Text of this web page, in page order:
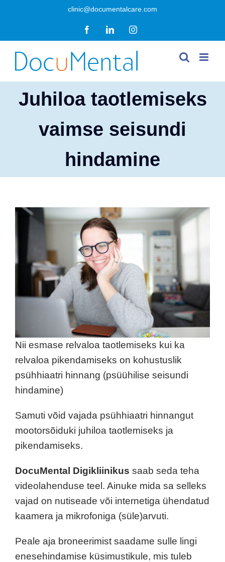
clinic@documentalcare.com
FacebookLinkedInInstagram
Juhiloa taotlemiseks
vaimse seisundi
hindamine
Nii esmase relvaloa taotlemiseks kui ka
relvaloa pikendamiseks on kohustuslik
psühhiaatri hinnang (psüühilise seisundi
hindamine)
Samuti võid vajada psühhiaatri hinnangut
mootorsõiduki juhiloa taotlemiseks ja
pikendamiseks.
DocuMental Digikliinikus saab seda teha
videolahenduse teel. Ainuke mida sa selleks
vajad on nutiseade või internetiga ühendatud
kaamera ja mikrofoniga (süle)arvuti.
Peale aja broneerimist saadame sulle lingi
enesehindamise küsimustikule, mis tuleb